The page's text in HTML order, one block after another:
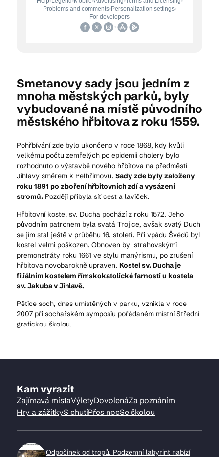
Smetanovy sady jsou jedním z
mnoha městských parků, byly
vybudované na místě původního
městského hřbitova z roku 1559.
Pohřbívání zde bylo ukončeno v roce 1868, kdy kvůli
velkému počtu zemřelých po epidemii cholery bylo
rozhodnuto o výstavbě nového hřbitova na předměstí
Jihlavy směrem k Pelhřimovu. Sady zde byly založeny
roku 1891 po zboření hřbitovních zdí a vysázení
stromů. Později přibyla síť cest a laviček.
Hřbitovní kostel sv. Ducha pochází z roku 1572. Jeho
původním patronem byla svatá Trojice, avšak svatý Duch
se jím stal ještě v průběhu 16. století. Při vpádu Švédů byl
kostel velmi poškozen. Obnoven byl strahovskými
premonstráty roku 1661 ve stylu manýrismu, po zrušení
hřbitova novobarokně upraven. Kostel sv. Ducha je
filiálním kostelem římskokatolické farnosti u kostela
sv. Jakuba v Jihlavě.
Pětice soch, dnes umístěných v parku, vznikla v roce
2007 při sochařském symposiu pořádaném místní Střední
grafickou školou.
Kam vyrazit
Zajímavá místaVýletyDovolenáZa poznáním
Hry a zážitkyS chutíPřes nocSe školou
Odpočinek od tropů. Podzemní labyrint nabízí